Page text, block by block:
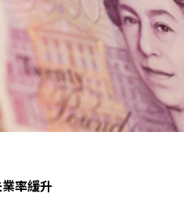
率緩升